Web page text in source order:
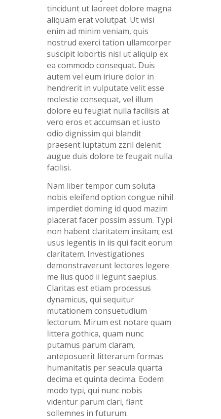
tincidunt ut laoreet dolore magna
aliquam erat volutpat. Ut wisi
enim ad minim veniam, quis
nostrud exerci tation ullamcorper
suscipit lobortis nisl ut aliquip ex
ea commodo consequat. Duis
autem vel eum iriure dolor in
hendrerit in vulputate velit esse
molestie consequat, vel illum
dolore eu feugiat nulla facilisis at
vero eros et accumsan et iusto
odio dignissim qui blandit
praesent luptatum zzril delenit
augue duis dolore te feugait nulla
facilisi.
Nam liber tempor cum soluta
nobis eleifend option congue nihil
imperdiet doming id quod mazim
placerat facer possim assum. Typi
non habent claritatem insitam; est
usus legentis in iis qui facit eorum
claritatem. Investigationes
demonstraverunt lectores legere
me lius quod ii legunt saepius.
Claritas est etiam processus
dynamicus, qui sequitur
mutationem consuetudium
lectorum. Mirum est notare quam
littera gothica, quam nunc
putamus parum claram,
anteposuerit litterarum formas
humanitatis per seacula quarta
decima et quinta decima. Eodem
modo typi, qui nunc nobis
videntur parum clari, fiant
sollemnes in futurum.